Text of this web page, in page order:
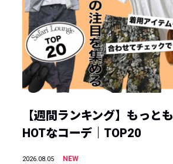
【週間ランキング】もっとも
HOTなコーデ｜TOP20
2026.08.05
NEW